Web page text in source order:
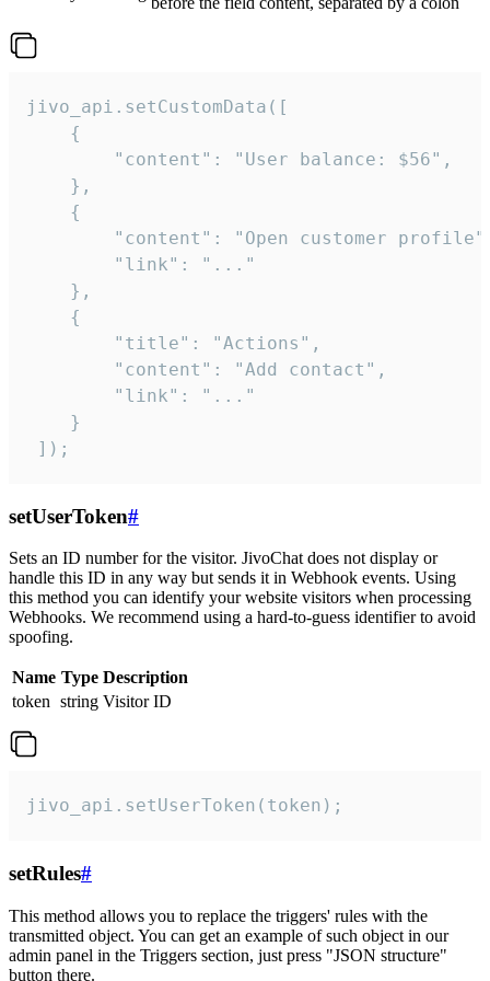
jivo_api.setCustomData([
    {
        "content": "User balance: $56",
    },
    {
"content": "Open customer
        "link": "..."
    },
    {
        "title": "Actions",
        "content": "Add contact",
        "link": "..."
    }
]);
setUserToken#
Sets an ID number for the visitor. JivoChat does not display or
handle this ID in any way but sends it in Webhook events. Using
this method you can identify your website visitors when processing
Webhooks. We recommend using a hard-to-guess identifier to avoid
spoofing.
Name Type Description
token string Visitor ID
jivo_api.setUserToken(token);
setRules#
This method allows you to replace the triggers' rules with the
transmitted object. You can get an example of such object in our
admin panel in the Triggers section, just press "JSON structure"
button there.